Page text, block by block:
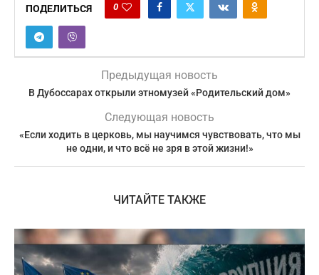
ПОДЕЛИТЬСЯ 0
Предыдущая новость
В Дубоссарах открыли этномузей «Родительский дом»
Следующая новость
«Если ходить в церковь, мы научимся чувствовать, что мы
не одни, и что всё не зря в этой жизни!»
ЧИТАЙТЕ ТАКЖЕ